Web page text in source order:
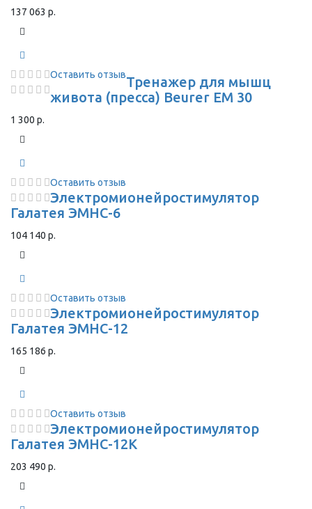
137 063 р.
Оставить отзывТренажер для мышц
живота (пресса) Beurer EM 30
1 300 р.
Оставить отзыв
Электромионейростимулятор
Галатея ЭМНС-6
104 140 р.
Оставить отзыв
Электромионейростимулятор
Галатея ЭМНС-12
165 186 р.
Оставить отзыв
Электромионейростимулятор
Галатея ЭМНС-12К
203 490 р.